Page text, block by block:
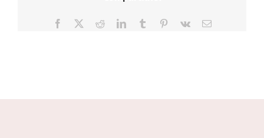
Facebook RedditLinkedInTumblr Pinterest
Vk
E-